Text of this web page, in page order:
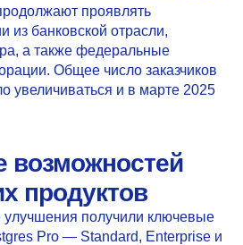
проявлять
из банковской отрасли,
а также федеральные
Общее число заказчиков
увеличиваться и в марте 2025
возможностей
продуктов
улучшения получили ключевые
Pro — Standard, Enterprise и